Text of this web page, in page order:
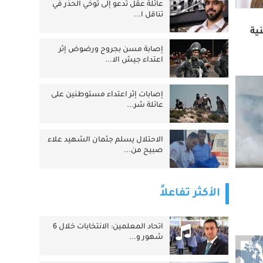
عائلة عقل تدعو إلى توخي الحذر في
تناقل ا...
إصابة مسن بجروح ورضوض إثر
اعتداء جيش الا...
‏إصابات إثر اعتداء مستوطنين على
عائلة شر...
الاحتلال يسلم جثمان الشهيد علاء
صبيح من...
الأكثر تفاعلاً
اتحاد المعلمين: الانتخابات خلال 6
شهور و...